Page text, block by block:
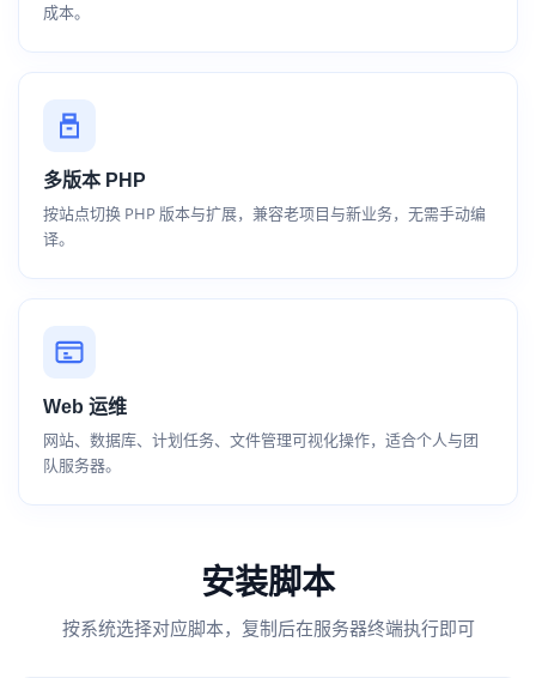
成本。
多版本 PHP
按站点切换 PHP 版本与扩展，兼容老项目与新业务，无需手动编
译。
Web 运维
网站、数据库、计划任务、文件管理可视化操作，适合个人与团
队服务器。
安装脚本
按系统选择对应脚本，复制后在服务器终端执行即可